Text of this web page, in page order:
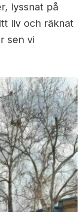
lyssnat på
liv och räknat
sen vi